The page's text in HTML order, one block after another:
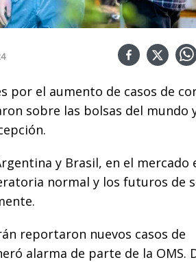
por el aumento de casos de
sobre las bolsas del mundo
y Brasil, en el mercado
normal y los futuros de
reportaron nuevos casos de
alarma de parte de la OMS.